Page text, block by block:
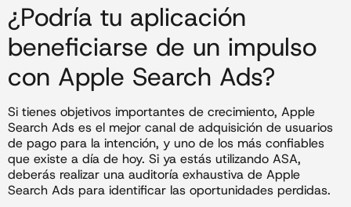
¿Podría tu aplicación
beneficiarse de un impulso
con Apple Search Ads?
Si tienes objetivos importantes de crecimiento, Apple
Search Ads es el mejor canal de adquisición de usuarios
de pago para la intención, y uno de los más confiables
que existe a día de hoy. Si ya estás utilizando ASA,
deberás realizar una auditoría exhaustiva de Apple
Search Ads para identificar las oportunidades perdidas.